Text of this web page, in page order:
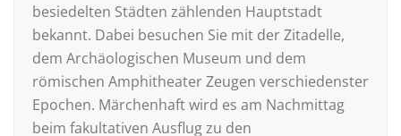
besiedelten Städten zählenden Hauptstadt
bekannt. Dabei besuchen Sie mit der Zitadelle,
dem Archäologischen Museum und dem
römischen Amphitheater Zeugen verschiedenster
Epochen. Märchenhaft wird es am Nachmittag
beim fakultativen Ausflug zu den